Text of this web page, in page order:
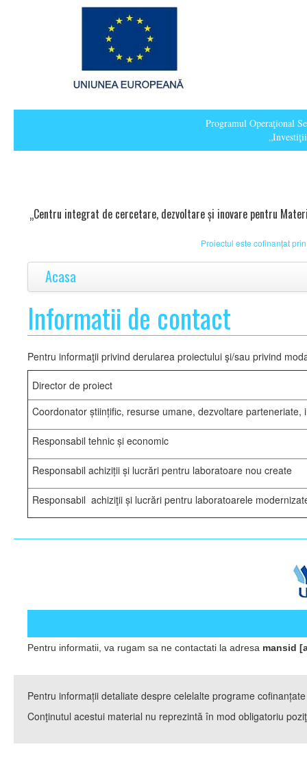
Programul Operaţional
„Centru integrat de cercetare, dezvoltare și inovare pentru
Proiectul este cofinanțat
Acasa
Activitati
Comunicate de presa
Conferinta de presa
Locuri de munca
Contact
Informatii de contact
Pentru informaţii privind derularea proiectului şi/sau privind
Director de proiect
Coordonator științific, resurse umane, dezvoltare parteneriate,
Responsabil tehnic și economic
Responsabil achiziții și lucrări pentru laboratoare nou create
Responsabil achiziţii și lucrări pentru laboratoarele
Pentru informatii, va rugam sa ne contactati la adresa mansid
Pentru informații detaliate despre celelalte programe
Conţinutul acestui material nu reprezintă în mod obligatoriu